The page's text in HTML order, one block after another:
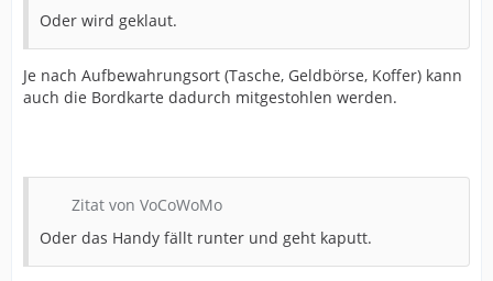
Oder wird geklaut.
Je nach Aufbewahrungsort (Tasche, Geldbörse, Koffer) kann
auch die Bordkarte dadurch mitgestohlen werden.
Zitat von VoCoWoMo
Oder das Handy fällt runter und geht kaputt.